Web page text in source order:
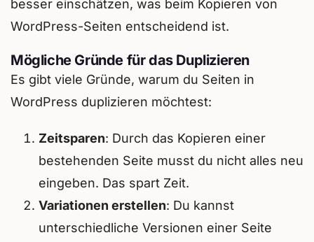
besser einschätzen, was beim Kopieren von
WordPress-Seiten entscheidend ist.
Mögliche Gründe für das Duplizieren
Es gibt viele Gründe, warum du Seiten in
WordPress duplizieren möchtest:
Zeitsparen: Durch das Kopieren einer
bestehenden Seite musst du nicht alles neu
eingeben. Das spart Zeit.
Variationen erstellen: Du kannst
unterschiedliche Versionen einer Seite